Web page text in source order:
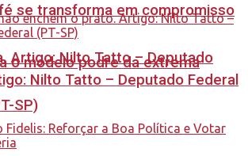
se transforma em compromisso
Artigo: Nilto Tatto – Deputado
SP)
o modelo podre da extrema
Nilto Tatto – Deputado Federal